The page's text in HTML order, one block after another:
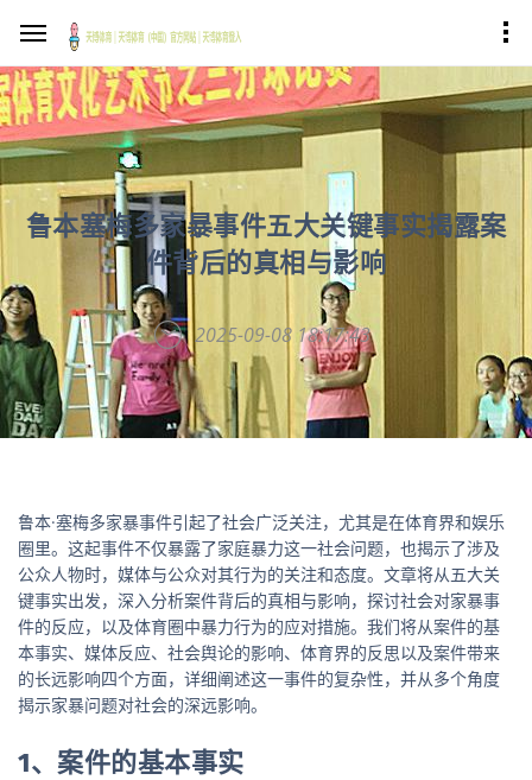
鲁本塞梅多家暴事件五大关键事实揭露案
件背后的真相与影响
2025-09-08 18:17:43
鲁本·塞梅多家暴事件引起了社会广泛关注，尤其是在体育界和娱乐
圈里。这起事件不仅暴露了家庭暴力这一社会问题，也揭示了涉及
公众人物时，媒体与公众对其行为的关注和态度。文章将从五大关
键事实出发，深入分析案件背后的真相与影响，探讨社会对家暴事
件的反应，以及体育圈中暴力行为的应对措施。我们将从案件的基
本事实、媒体反应、社会舆论的影响、体育界的反思以及案件带来
的长远影响四个方面，详细阐述这一事件的复杂性，并从多个角度
揭示家暴问题对社会的深远影响。
1、案件的基本事实